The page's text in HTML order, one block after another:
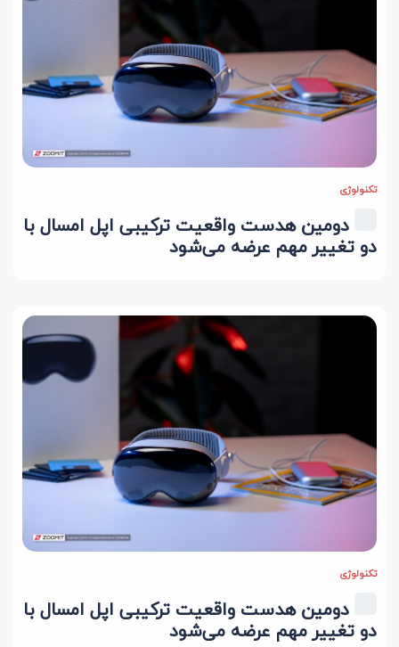
تکنولوژی
دومین هدست واقعیت ترکیبی اپل امسال با
دو تغییر مهم عرضه می‌شود
تکنولوژی
دومین هدست واقعیت ترکیبی اپل امسال با
دو تغییر مهم عرضه می‌شود